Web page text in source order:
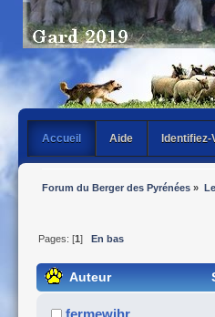
Accueil Aide Identifiez-
Forum du Berger des Pyrénées »
Pages: [1] En bas
Auteur
fermewihr